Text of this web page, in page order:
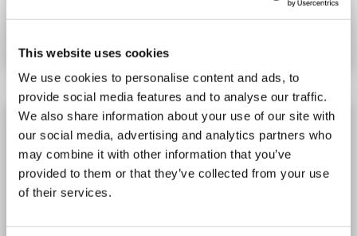
This website uses cookies
We use cookies to personalise content and ads, to
provide social media features and to analyse our traffic.
We also share information about your use of our site with
our social media, advertising and analytics partners who
may combine it with other information that you’ve
provided to them or that they’ve collected from your use
of their services.
MSTO1 ELISA Kit
Reaktivität: Maus Colorimetric
Sandwich ELISA
0.312 ng/mL - 20 ng/mL
Tissue Homogenate